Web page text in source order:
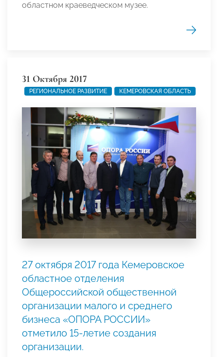
областном краеведческом музее.
31 Октября 2017
РЕГИОНАЛЬНОЕ РАЗВИТИЕ КЕМЕРОВСКАЯ ОБЛАСТЬ
27 октября 2017 года Кемеровское
областное отделения
Общероссийской общественной
организации малого и среднего
бизнеса «ОПОРА РОССИИ»
отметило 15-летие создания
организации.